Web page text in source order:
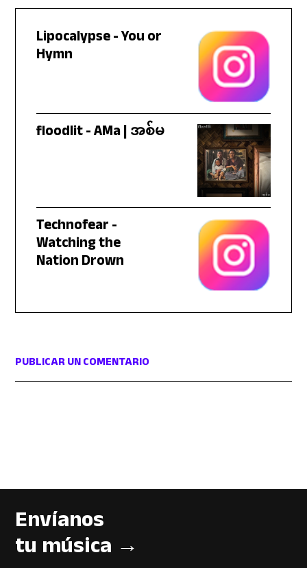
Lipocalypse - You or
Hymn
floodlit - AMa | အစ်မ
Technofear -
Watching the
Nation Drown
PUBLICAR UN COMENTARIO
Envíanos
tu música →